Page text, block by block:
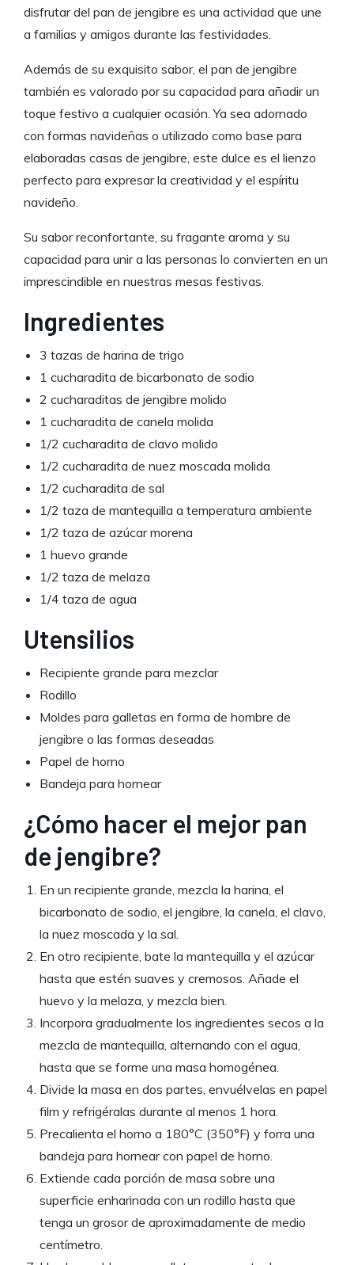
disfrutar del pan de jengibre es una actividad que une
a familias y amigos durante las festividades.
Además de su exquisito sabor, el pan de jengibre
también es valorado por su capacidad para añadir un
toque festivo a cualquier ocasión. Ya sea adornado
con formas navideñas o utilizado como base para
elaboradas casas de jengibre, este dulce es el lienzo
perfecto para expresar la creatividad y el espíritu
navideño.
Su sabor reconfortante, su fragante aroma y su
capacidad para unir a las personas lo convierten en un
imprescindible en nuestras mesas festivas.
Ingredientes
3 tazas de harina de trigo
1 cucharadita de bicarbonato de sodio
2 cucharaditas de jengibre molido
1 cucharadita de canela molida
1/2 cucharadita de clavo molido
1/2 cucharadita de nuez moscada molida
1/2 cucharadita de sal
1/2 taza de mantequilla a temperatura ambiente
1/2 taza de azúcar morena
1 huevo grande
1/2 taza de melaza
1/4 taza de agua
Utensilios
Recipiente grande para mezclar
Rodillo
Moldes para galletas en forma de hombre de
jengibre o las formas deseadas
Papel de horno
Bandeja para hornear
¿Cómo hacer el mejor pan
de jengibre?
En un recipiente grande, mezcla la harina, el
bicarbonato de sodio, el jengibre, la canela, el clavo,
la nuez moscada y la sal.
En otro recipiente, bate la mantequilla y el azúcar
hasta que estén suaves y cremosos. Añade el
huevo y la melaza, y mezcla bien.
Incorpora gradualmente los ingredientes secos a la
mezcla de mantequilla, alternando con el agua,
hasta que se forme una masa homogénea.
Divide la masa en dos partes, envuélvelas en papel
film y refrigéralas durante al menos 1 hora.
Precalienta el horno a 180°C (350°F) y forra una
bandeja para hornear con papel de horno.
Extiende cada porción de masa sobre una
superficie enharinada con un rodillo hasta que
tenga un grosor de aproximadamente de medio
centímetro.